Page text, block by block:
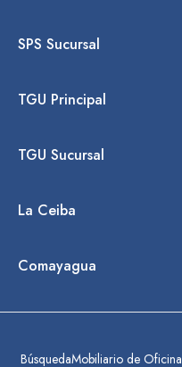
SPS Sucursal
TGU Principal
TGU Sucursal
La Ceiba
Comayagua
BúsquedaMobiliario de Oficina